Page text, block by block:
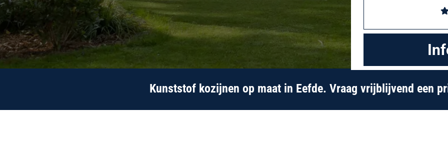
Kunststof kozijnen op maat in Eefde. Vraag vrijblijvend een